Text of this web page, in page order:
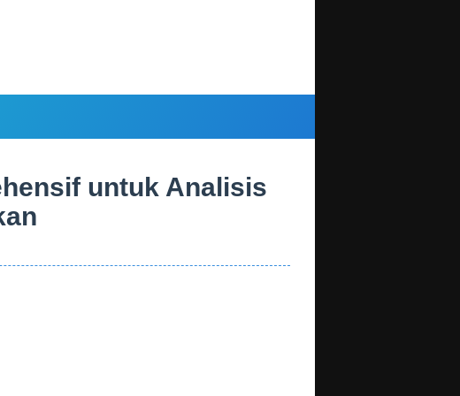
untuk Analisis